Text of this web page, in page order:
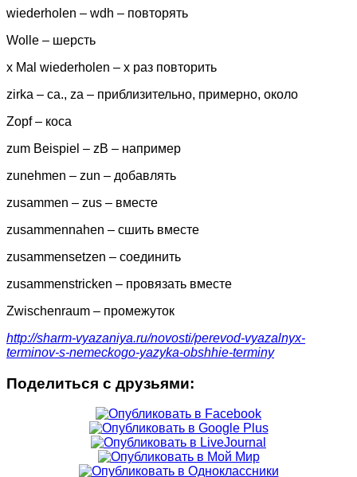
wiederholen – wdh – повторять
Wolle – шерсть
x Mal wiederholen – х раз повторить
zirka – ca., za – приблизительно, примерно, около
Zopf – коса
zum Beispiel – zB – например
zunehmen – zun – добавлять
zusammen – zus – вместе
zusammennahen – сшить вместе
zusammensetzen – соединить
zusammenstricken – провязать вместе
Zwischenraum – промежуток
http://sharm-vyazaniya.ru/novosti/perevod-vyazalnyx-
terminov-s-nemeckogo-yazyka-obshhie-terminy
Поделиться с друзьями: